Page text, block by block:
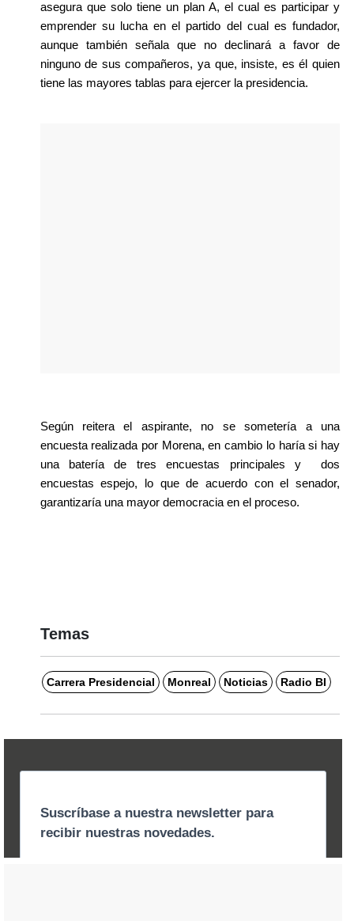
asegura que solo tiene un plan A, el cual es participar y
emprender su lucha en el partido del cual es fundador,
aunque también señala que no declinará a favor de
ninguno de sus compañeros, ya que, insiste, es él quien
tiene las mayores tablas para ejercer la presidencia.
Según reitera el aspirante, no se sometería a una
encuesta realizada por Morena, en cambio lo haría si hay
una batería de tres encuestas principales y  dos
encuestas espejo, lo que de acuerdo con el senador,
garantizaría una mayor democracia en el proceso.
Temas
Carrera Presidencial Monreal Noticias Radio BI